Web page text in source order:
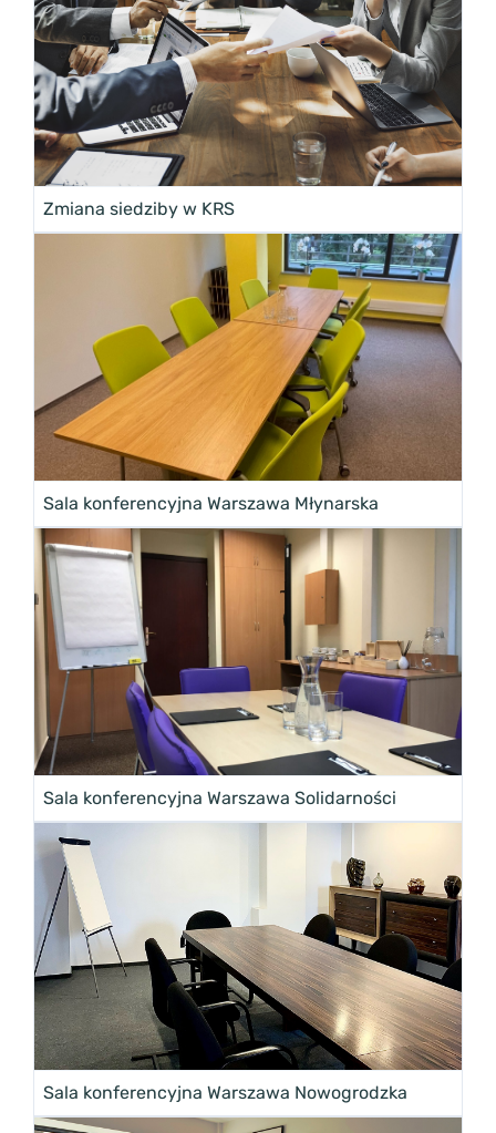
Zmiana siedziby w KRS
Sala konferencyjna Warszawa Młynarska
Sala konferencyjna Warszawa Solidarności
Sala konferencyjna Warszawa Nowogrodzka